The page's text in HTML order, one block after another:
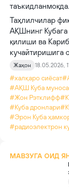
таъкидланмоқда.
Таҳлилчилар
АҚШнинг
қилиши ва
кучайтиришига
Жаҳон 18.05.2026,
#халқаро сиёсат
#АҚШ Куба
#Жон Рэтклифф
#Куба дронлари
#Эрон Куба
#радиоэлектрон
МАВЗУГА ОИД